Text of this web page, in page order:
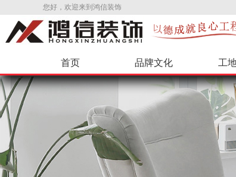
您好，欢迎来到鸿信装饰
首页 品牌文化
公司新闻 公司招
工
VR样板
环保辅料